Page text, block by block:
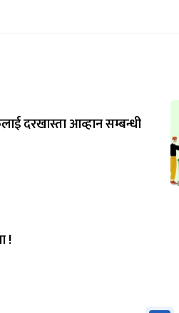
दरखास्ता आव्हान सम्बन्धी
!